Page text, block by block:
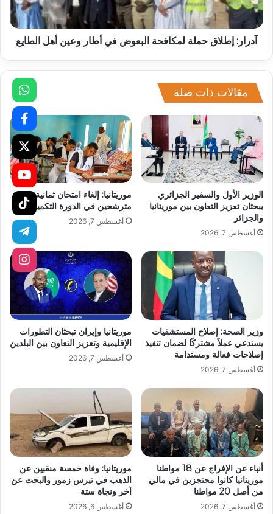
آدرار: إطلاق حملة لمكافحة البعوض في أطار وعين أهل الطايع
مقالات ذات صلة
الوزير الأول والسفير الجزائري
يبحثان تعزيز التعاون بين موريتانيا
والجزائر
أغسطس 7, 2026
موريتانيا: إلغاء امتحان ثمانية
مترشحين في الدورة التكميلية
أغسطس 7, 2026
وزير الصحة: إصلاح المستشفيات
يستدعي عملاً مشتركًا لضمان تنفيذ
إصلاحات فعالة ومستدامة
أغسطس 7, 2026
موريتانيا وإيران تبحثان التطورات
الإقليمية وتعزيز التعاون بين البلدين
أغسطس 7, 2026
أنباء عن الإفراج عن 18 مواطنا
موريتانيا كانوا محتجزين في مالي
من أصل 20 مواطنا
أغسطس 7, 2026
موريتانيا: وفاة خمسة منقبين عن
الذهب في تيرس زمور والبحث عن
آخر ونجاة ستة
أغسطس 6, 2026